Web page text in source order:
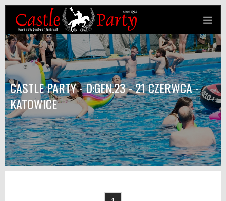
CASTLE PARTY - D:GEN.23 - 21 CZERWCA -
KATOWICE